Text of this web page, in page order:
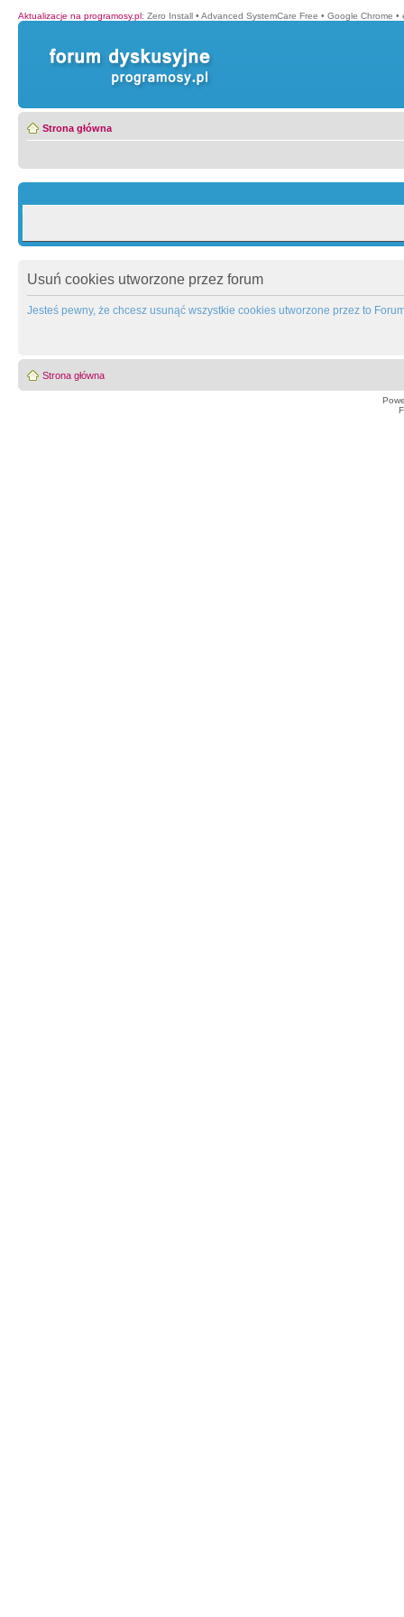
Aktualizacje na programosy.pl: Zero Install • Advanced SystemCare Free • Google Chrome •
Strona główna
Usuń cookies utworzone przez forum
Jesteś pewny, że chcesz usunąć wszystkie cookies utworzone przez to
Strona główna